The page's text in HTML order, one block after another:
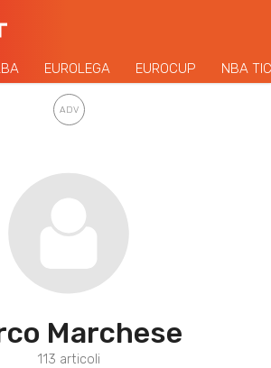
EUROLEGA EUROCUP NBA
Marchese
113 articoli